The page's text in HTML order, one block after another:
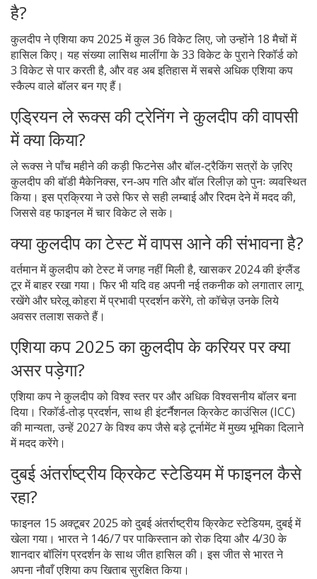
है?
कुलदीप ने एशिया कप 2025 में कुल 36 विकेट लिए, जो उन्होंने 18 मैचों में
हासिल किए। यह संख्या लासिथ मालींगा के 33 विकेट के पुराने रिकॉर्ड को
3 विकेट से पार करती है, और वह अब इतिहास में सबसे अधिक एशिया कप
स्कैल्प वाले बॉलर बन गए हैं।
एड्रियन ले रूक्स की ट्रेनिंग ने कुलदीप की वापसी
में क्या किया?
ले रूक्स ने पाँच महीने की कड़ी फिटनेस और बॉल‑ट्रैकिंग सत्रों के ज़रिए
कुलदीप की बॉडी मैकेनिक्स, रन‑अप गति और बॉल रिलीज़ को पुनः व्यवस्थित
किया। इस प्रक्रिया ने उसे फिर से सही लम्बाई और रिदम देने में मदद की,
जिससे वह फाइनल में चार विकेट ले सके।
क्या कुलदीप का टेस्ट में वापस आने की संभावना है?
वर्तमान में कुलदीप को टेस्ट में जगह नहीं मिली है, खासकर 2024 की इंग्लैंड
टूर में बाहर रखा गया। फिर भी यदि वह अपनी नई तकनीक को लगातार लागू
रखेंगे और घरेलू कोहरा में प्रभावी प्रदर्शन करेंगे, तो कॉचेज़ उनके लिये
अवसर तलाश सकते हैं।
एशिया कप 2025 का कुलदीप के करियर पर क्या
असर पड़ेगा?
एशिया कप ने कुलदीप को विश्व स्तर पर और अधिक विश्वसनीय बॉलर बना
दिया। रिकॉर्ड‑तोड़ प्रदर्शन, साथ ही इंटर्नैशनल क्रिकेट काउंसिल (ICC)
की मान्यता, उन्हें 2027 के विश्व कप जैसे बड़े टूर्नामेंट में मुख्य भूमिका दिलाने
में मदद करेंगे।
दुबई अंतर्राष्ट्रीय क्रिकेट स्टेडियम में फाइनल कैसे
रहा?
फाइनल 15 अक्टूबर 2025 को दुबई अंतर्राष्ट्रीय क्रिकेट स्टेडियम, दुबई में
खेला गया। भारत ने 146/7 पर पाकिस्तान को रोक दिया और 4/30 के
शानदार बॉलिंग प्रदर्शन के साथ जीत हासिल की। इस जीत से भारत ने
अपना नौवाँ एशिया कप खिताब सुरक्षित किया।